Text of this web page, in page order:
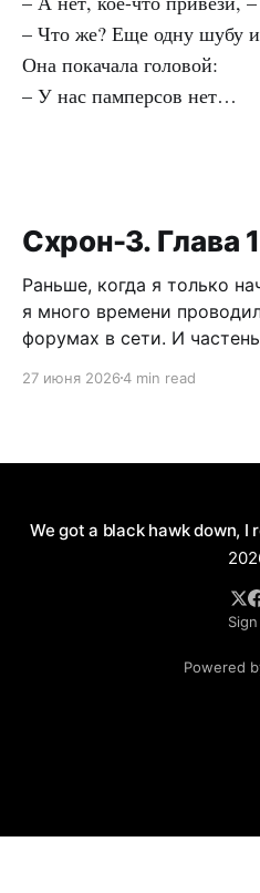
– Что же? Еще одну шубу
Она покачала головой:
– У нас памперсов нет…
Схрон-3. Глава
Раньше, когда я только
я много времени
форумах в сети. И
короткоствола и нужно ли
поводу разрешения
27 июня 20264 min read
We got a black hawk down, I
Powered